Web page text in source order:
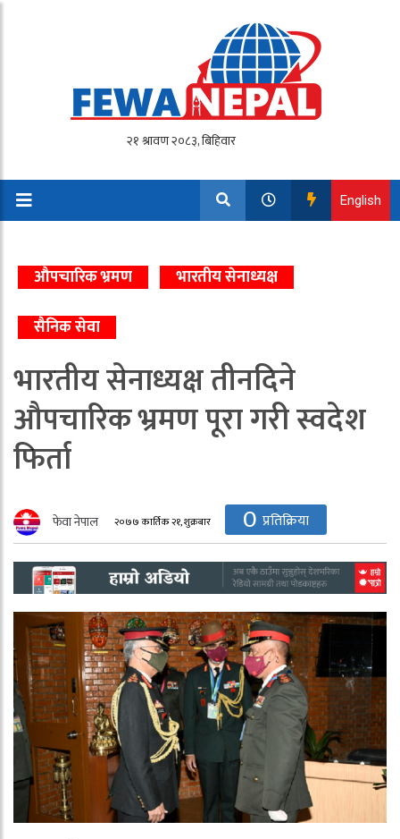
English
औपचारिक भ्रमण
भारतीय सेनाध्यक्ष
सैनिक सेवा
भारतीय सेनाध्यक्ष तीनदिने
औपचारिक भ्रमण पूरा गरी स्वदेश
फिर्ता
फेवा नेपाल २०७७ कार्तिक २१, शुक्रबार 0 प्रतिक्रिया